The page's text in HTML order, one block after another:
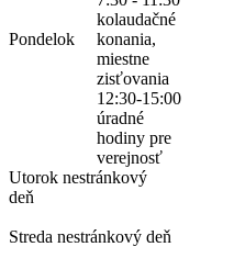
Pondelok
kolaudačné
konania,
miestne
zisťovania
12:30-15:00
úradné
hodiny pre
verejnosť
Utorok nestránkový
deň
Streda nestránkový deň